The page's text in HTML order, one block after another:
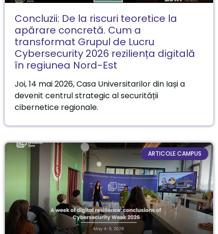
Concluzii: De la riscuri teoretice la
apărare concretă. Cum a
transformat Grupul de Lucru
Cybersecurity 2026 reziliența digitală
în regiunea Nord-Est
Joi, 14 mai 2026, Casa Universitarilor din Iași a
devenit centrul strategic al securității
cibernetice regionale.
ARTICOLE CAMPUS